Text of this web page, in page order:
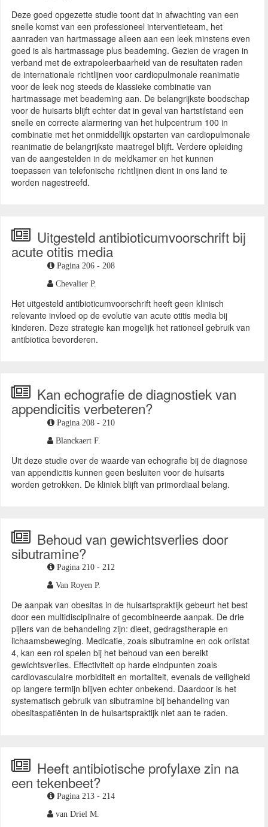
Deze goed opgezette studie toont dat in afwachting van een
snelle komst van een professioneel interventieteam, het
aanraden van hartmassage alleen aan een leek minstens even
goed is als hartmassage plus beademing. Gezien de vragen in
verband met de extrapoleerbaarheid van de resultaten raden
de internationale richtlijnen voor cardiopulmonale reanimatie
voor de leek nog steeds de klassieke combinatie van
hartmassage met beademing aan. De belangrijkste boodschap
voor de huisarts blijft echter dat in geval van hartstilstand een
snelle en correcte alarmering van het hulpcentrum 100 in
combinatie met het onmiddellijk opstarten van cardiopulmonale
reanimatie de belangrijkste maatregel blijft. Verdere opleiding
van de aangestelden in de meldkamer en het kunnen
toepassen van telefonische richtlijnen dient in ons land te
worden nagestreefd.
Uitgesteld antibioticumvoorschrift bij
acute otitis media
Pagina 206 - 208
Chevalier P.
Het uitgesteld antibioticumvoorschrift heeft geen klinisch
relevante invloed op de evolutie van acute otitis media bij
kinderen. Deze strategie kan mogelijk het rationeel gebruik van
antibiotica bevorderen.
Kan echografie de diagnostiek van
appendicitis verbeteren?
Pagina 208 - 210
Blanckaert F.
Uit deze studie over de waarde van echografie bij de diagnose
van appendicitis kunnen geen besluiten voor de huisarts
worden getrokken. De kliniek blijft van primordiaal belang.
Behoud van gewichtsverlies door
sibutramine?
Pagina 210 - 212
Van Royen P.
De aanpak van obesitas in de huisartspraktijk gebeurt het best
door een multidisciplinaire of gecombineerde aanpak. De drie
pijlers van de behandeling zijn: dieet, gedragstherapie en
lichaamsbeweging. Medicatie, zoals sibutramine en ook orlistat
4, kan een rol spelen bij het behoud van een bereikt
gewichtsverlies. Effectiviteit op harde eindpunten zoals
cardiovasculaire morbiditeit en mortaliteit, evenals de veiligheid
op langere termijn blijven echter onbekend. Daardoor is het
systematisch gebruik van sibutramine bij behandeling van
obesitaspatiënten in de huisartspraktijk niet aan te raden.
Heeft antibiotische profylaxe zin na
een tekenbeet?
Pagina 213 - 214
van Driel M.